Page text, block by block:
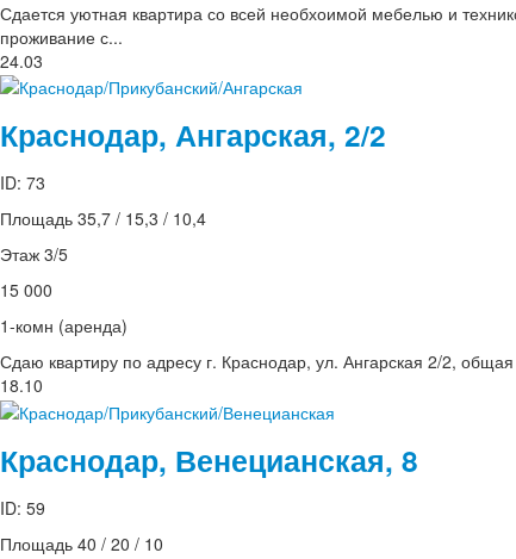
Сдается уютная квартира со всей необхоимой мебелью и
проживание с...
24.03
Краснодар, Ангарская, 2/2
ID: 73
Площадь 35,7 / 15,3 / 10,4
Этаж 3/5
15 000
1-комн (аренда)
Сдаю квартиру по адресу г. Краснодар, ул. Ангарская 2/2,
18.10
Краснодар, Венецианская, 8
ID: 59
Площадь 40 / 20 / 10